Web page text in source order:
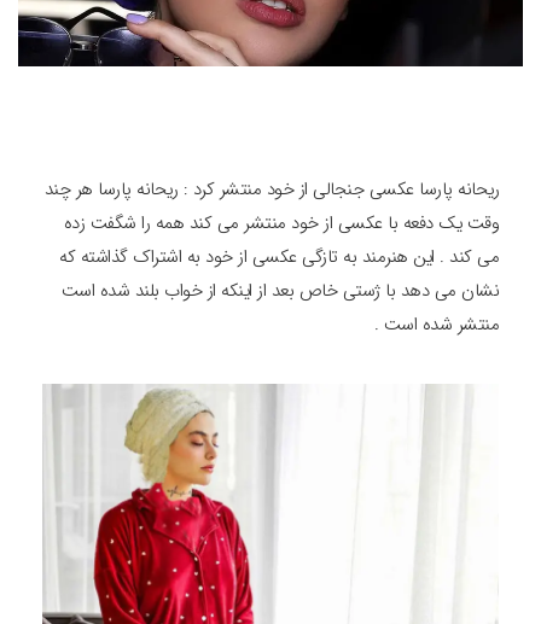
ریحانه پارسا عکسی جنجالی از خود منتشر کرد : ریحانه پارسا هر چند
وقت یک دفعه با عکسی از خود منتشر می کند همه را شگفت زده
می کند . این هنرمند به تازگی عکسی از خود به اشتراک گذاشته که
نشان می دهد با ژستی خاص بعد از اینکه از خواب بلند شده است
منتشر شده است .